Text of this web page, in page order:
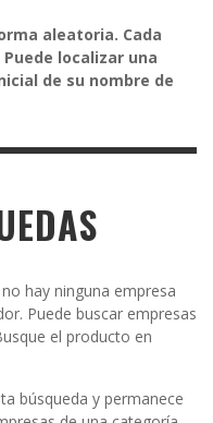
aleatoria. Cada
localizar una
de su nombre de
hay ninguna empresa
Puede buscar empresas
el producto en
búsqueda y permanece